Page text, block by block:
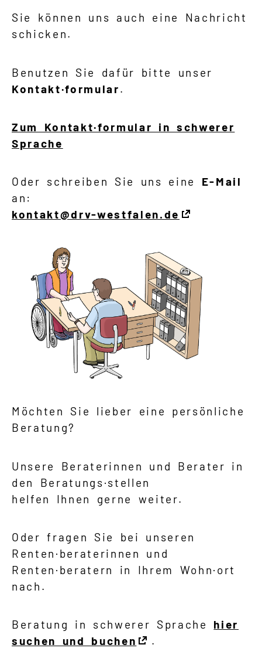
Sie können uns auch eine Nachricht
schicken.
Benutzen Sie dafür bitte unser
Kontakt·formular.
Zum Kontakt·formular in schwerer
Sprache
Oder schreiben Sie uns eine E-Mail
an:
kontakt@drv-westfalen.de
Möchten Sie lieber eine persönliche
Beratung?
Unsere Beraterinnen und Berater in
den Beratungs·stellen
helfen Ihnen gerne weiter.
Oder fragen Sie bei unseren
Renten·beraterinnen und
Renten·beratern in Ihrem Wohn·ort
nach.
Beratung in schwerer Sprache hier
suchen und buchen
.